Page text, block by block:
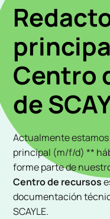
Centro
de
Actualmente
principal (m/f/d) **
forme parte de
Centro de recursos
documentación
SCAYLE.